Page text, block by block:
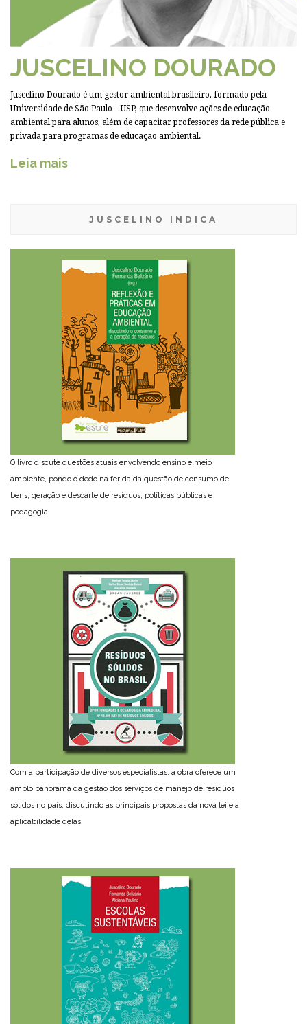
JUSCELINO DOURADO
Juscelino Dourado é um gestor ambiental brasileiro, formado pela
Universidade de São Paulo – USP, que desenvolve ações de educação
ambiental para alunos, além de capacitar professores da rede pública e
privada para programas de educação ambiental.
Leia mais
JUSCELINO INDICA
O livro discute questões atuais envolvendo ensino e meio
ambiente, pondo o dedo na ferida da questão de consumo de
bens, geração e descarte de resíduos, políticas públicas e
pedagogia.
Com a participação de diversos especialistas, a obra oferece um
amplo panorama da gestão dos serviços de manejo de resíduos
sólidos no país, discutindo as principais propostas da nova lei e a
aplicabilidade delas.